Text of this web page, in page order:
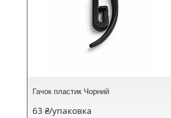
Гачок пластик Чорний
63 ₴/упаковка